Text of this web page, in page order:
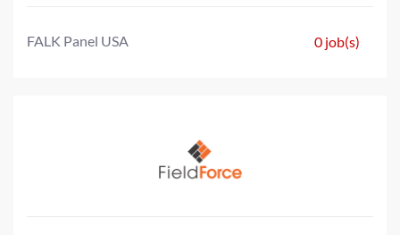
FALK Panel USA 0 job(s)